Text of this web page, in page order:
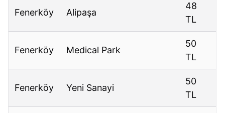
Fenerköy Alipaşa
48
TL
Fenerköy Medical Park
50
TL
Fenerköy Yeni Sanayi
50
TL